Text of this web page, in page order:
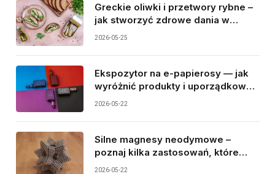
Greckie oliwki i przetwory rybne –
jak stworzyć zdrowe dania w
śródziemnomorskim stylu?
2026-05-25
Ekspozytor na e-papierosy — jak
wyróżnić produkty i uporządkować
sprzedaż?
2026-05-22
Silne magnesy neodymowe –
poznaj kilka zastosowań, które
warto znać przed zakupem
2026-05-22